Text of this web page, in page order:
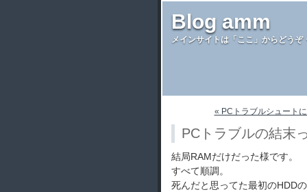
Blog amm
メインサイトは「ここ」からどうぞ
« PCトラブルシュート
PCトラブルの結末
結局RAMだけだった様です。
すべて順調。
死んだと思ってた最初のHDD